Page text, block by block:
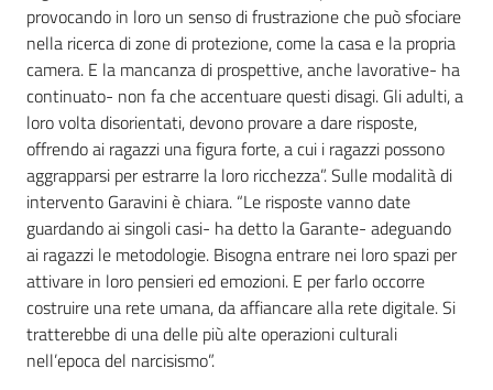
provocando in loro un senso di frustrazione che può sfociare
nella ricerca di zone di protezione, come la casa e la propria
camera. E la mancanza di prospettive, anche lavorative- ha
continuato- non fa che accentuare questi disagi. Gli adulti, a
loro volta disorientati, devono provare a dare risposte,
offrendo ai ragazzi una figura forte, a cui i ragazzi possono
aggrapparsi per estrarre la loro ricchezza”. Sulle modalità di
intervento Garavini è chiara. “Le risposte vanno date
guardando ai singoli casi- ha detto la Garante- adeguando
ai ragazzi le metodologie. Bisogna entrare nei loro spazi per
attivare in loro pensieri ed emozioni. E per farlo occorre
costruire una rete umana, da affiancare alla rete digitale. Si
tratterebbe di una delle più alte operazioni culturali
nell’epoca del narcisismo”.